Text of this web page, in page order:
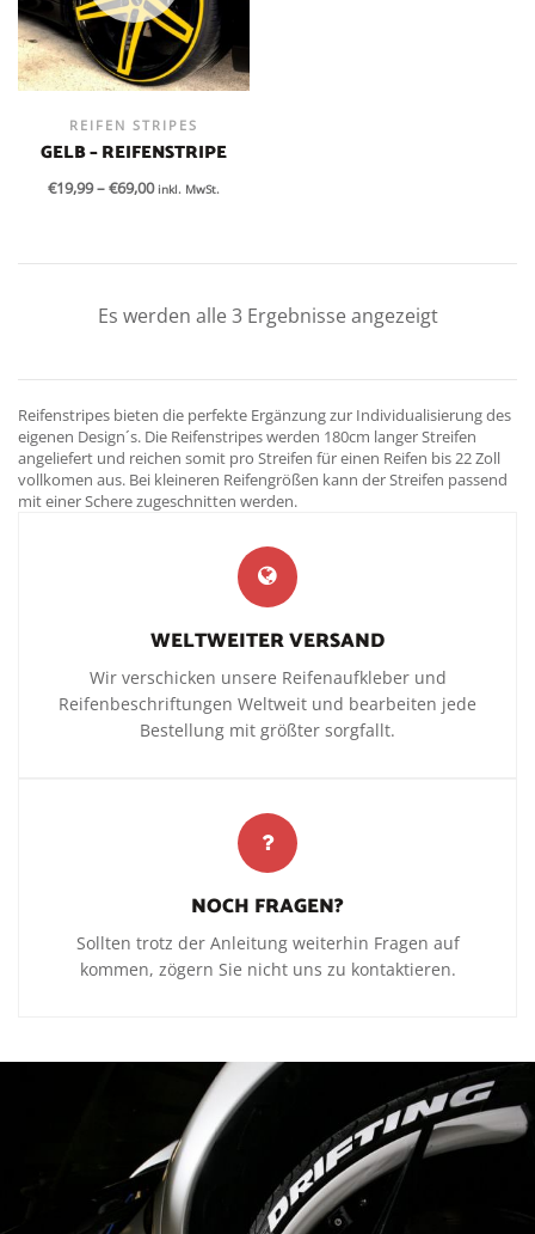
REIFEN STRIPES
GELB – REIFENSTRIPE
€19,99–€69,00 inkl. MwSt.
Es werden alle 3 Ergebnisse angezeigt
Reifenstripes bieten die perfekte Ergänzung zur Individualisierung des
eigenen Design´s. Die Reifenstripes werden 180cm langer Streifen
angeliefert und reichen somit pro Streifen für einen Reifen bis 22 Zoll
vollkomen aus. Bei kleineren Reifengrößen kann der Streifen passend
mit einer Schere zugeschnitten werden.
WELTWEITER VERSAND
Wir verschicken unsere Reifenaufkleber und
Reifenbeschriftungen Weltweit und bearbeiten jede
Bestellung mit größter sorgfallt.
NOCH FRAGEN?
Sollten trotz der Anleitung weiterhin Fragen auf
kommen, zögern Sie nicht uns zu kontaktieren.